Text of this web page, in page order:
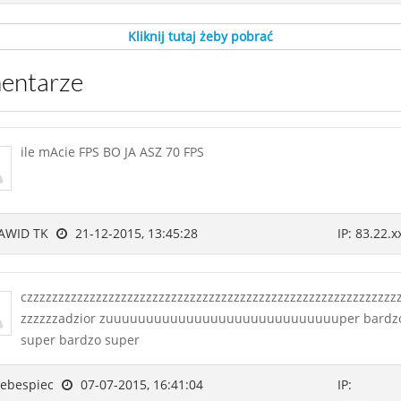
Kliknij tutaj żeby pobrać
ile mAcie FPS BO JA ASZ 70 FPS
TK 21-12-2015, 13:45:28 IP:
zzzzzzadzior zuuuuuuuuuuuuuuuuuuuuuuuuuuuuuper
super bardzo super
07-07-2015, 16:41:04
IP: